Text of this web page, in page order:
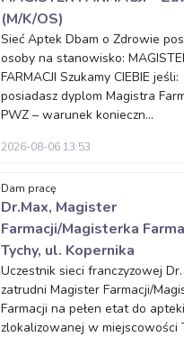
(M/K/OS)
Sieć Aptek Dbam o Zdrowie
osoby na stanowisko:
FARMACJI Szukamy CIEBIE jeśli:
posiadasz dyplom Magistra
PWZ – warunek konieczn...
2026-08-06 13:53
Dam pracę
Dr.Max, Magister
Farmacji/Magisterka
Tychy, ul. Kopernika
Uczestnik sieci franczyzowej
zatrudni Magister Farmacji/
Farmacji na pełen etat do apteki
zlokalizowanej w miejscowości